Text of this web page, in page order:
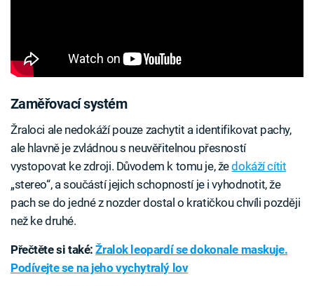
Zaměřovací systém
Žraloci ale nedokáží pouze zachytit a identifikovat pachy,
ale hlavně je zvládnou s neuvěřitelnou přesností
vystopovat ke zdroji. Důvodem k tomu je, žedokáží cítit
„stereo“, a součástí jejich schopností je i vyhodnotit, že
pach se do jedné z nozder dostal o kratičkou chvíli později
než ke druhé.
Přečtěte si také:Žralok leopardí se dokonale maskuje.
Podívejte se na jeho vychytralý lov